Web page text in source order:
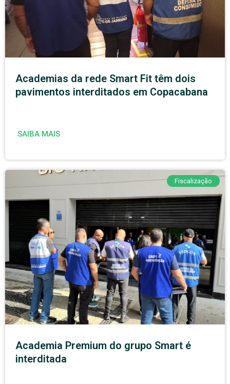
Academias da rede Smart Fit têm dois
pavimentos interditados em Copacabana
SAIBA MAIS
Fiscalização
Academia Premium do grupo Smart é
interditada